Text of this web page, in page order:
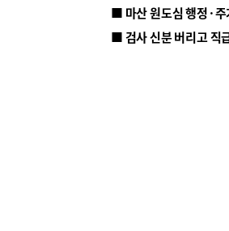
■ 마산 원도심 행정·주